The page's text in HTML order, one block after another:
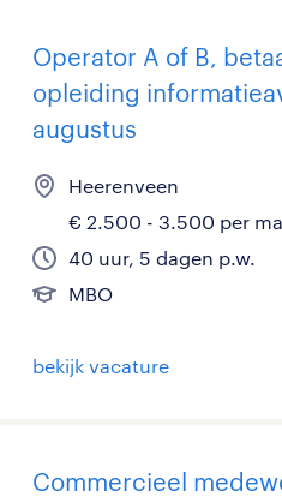
Operator A of B,
opleiding
augustus
Heerenveen
€ 2.500 - 3.500 per
40 uur, 5 dagen p.w.
MBO
bekijk vacature
Commercieel